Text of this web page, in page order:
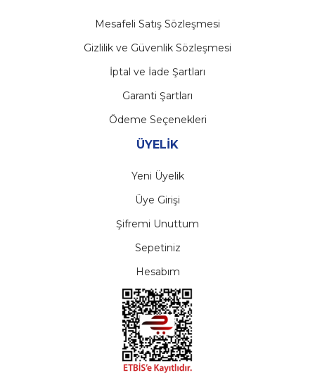
Mesafeli Satış Sözleşmesi
Gizlilik ve Güvenlik Sözleşmesi
İptal ve İade Şartları
Garanti Şartları
Ödeme Seçenekleri
ÜYELİK
Yeni Üyelik
Üye Girişi
Şifremi Unuttum
Sepetiniz
Hesabım